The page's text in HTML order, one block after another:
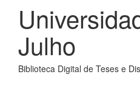
Julho
Biblioteca Digital de Teses e